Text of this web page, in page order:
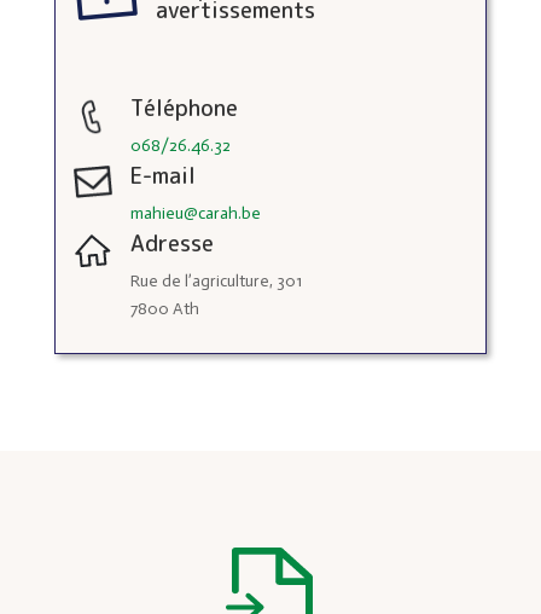
avertissements
Téléphone
068/26.46.32
E-mail
mahieu@carah.be
Adresse
Rue de l’agriculture, 301
7800 Ath